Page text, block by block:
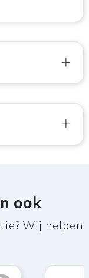
ook
Wij helpen